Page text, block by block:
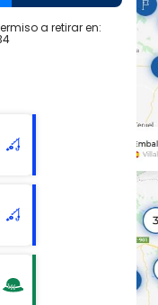
a retirar en: